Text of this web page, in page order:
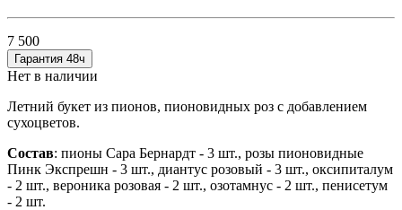
7 500
Гарантия 48ч
Нет в наличии
Летний букет из пионов, пионовидных роз с добавлением
сухоцветов.
Состав: пионы Сара Бернардт - 3 шт., розы пионовидные
Пинк Экспрешн - 3 шт., диантус розовый - 3 шт., оксипиталум
- 2 шт., вероника розовая - 2 шт., озотамнус - 2 шт., пенисетум
- 2 шт.